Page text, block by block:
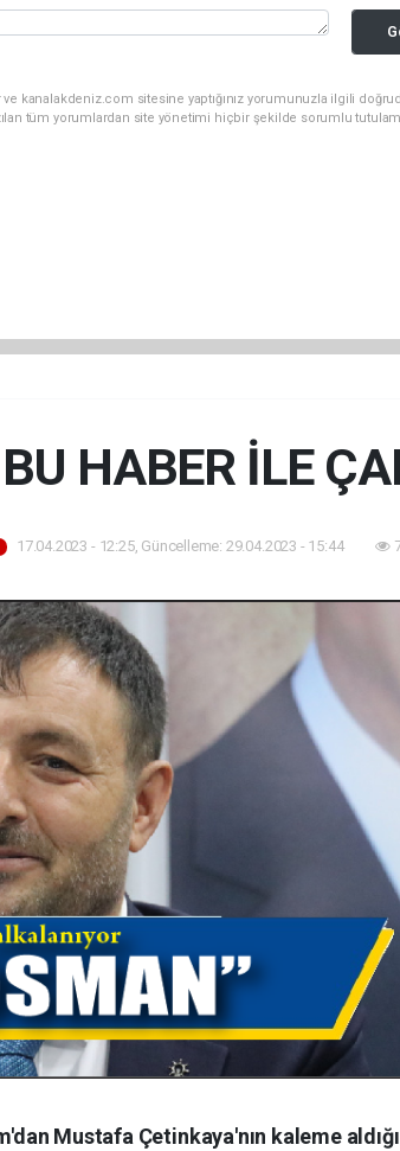
kanalakdeniz.com sitesine yaptığınız yorumunuzla ilgili
tüm yorumlardan site yönetimi hiçbir şekilde sorumlu
HABER İLE
17.04.2023 - 12:25, Güncelleme: 29.04.2023 - 15:44
Mustafa Çetinkaya'nın kaleme aldığı